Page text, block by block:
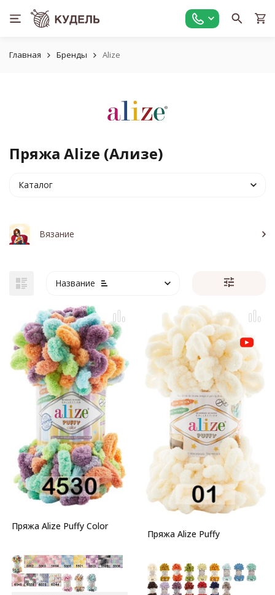
Главная Бренды Alize
Пряжа Alize (Ализе)
Каталог
Вязание
Название
Пряжа Alize Puffy Color
Пряжа Alize Puffy